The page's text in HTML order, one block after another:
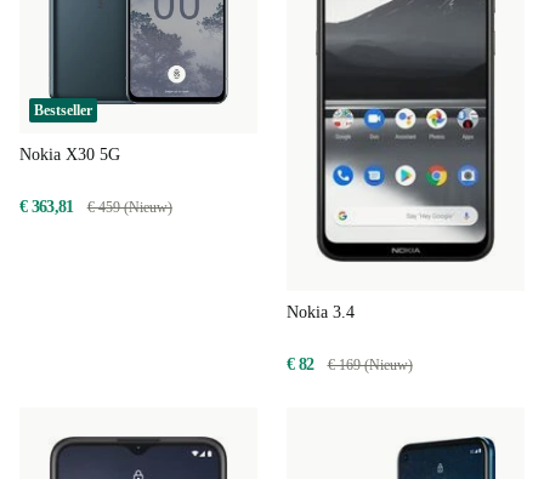
Bestseller
Nokia X30 5G
€ 363,81 € 459 (Nieuw)
Nokia 3.4
€ 82 € 169 (Nieuw)